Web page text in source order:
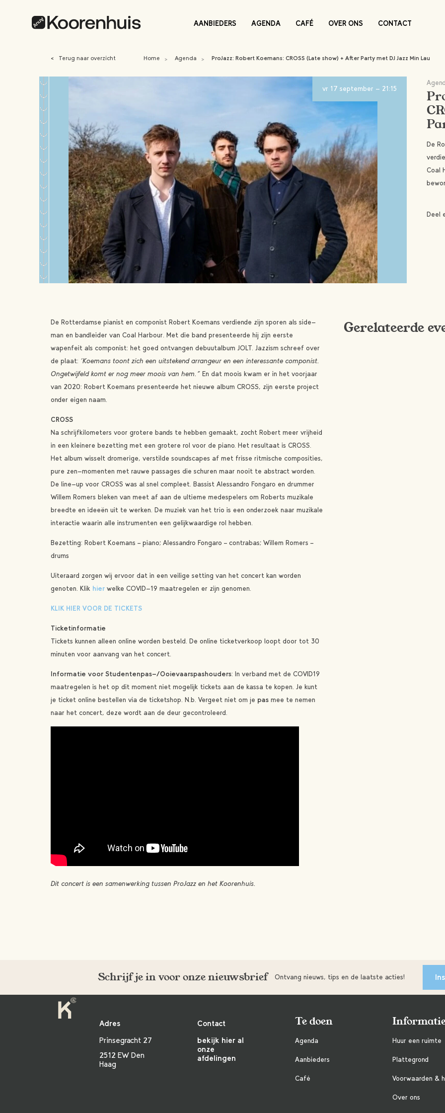
AANBIEDERS AGENDA CAFÉ OVER ONS CONTACT
< Terug naar overzicht Home > Agenda > ProJazz: Robert Koemans: CROSS (Late show) + After Party met DJ Jazz Min Lau
vr 17 september - 21:15
De
Coal
Deel
De Rotterdamse pianist en componist Robert Koemans verdiende zijn sporen als side-
man en bandleider van Coal Harbour. Met die band presenteerde hij zijn eerste
wapenfeit als componist: het goed ontvangen debuutalbum JOLT. Jazzism schreef over
de plaat: “Koemans toont zich een uitstekend arrangeur en een interessante componist.
Ongetwijfeld komt er nog meer moois van hem.” En dat moois kwam er in het voorjaar
van 2020: Robert Koemans presenteerde het nieuwe album CROSS, zijn eerste project
onder eigen naam.
CROSS
Na schrijfkilometers voor grotere bands te hebben gemaakt, zocht Robert meer vrijheid
in een kleinere bezetting met een grotere rol voor de piano. Het resultaat is CROSS.
Het album wisselt dromerige, verstilde soundscapes af met frisse ritmische composities,
pure zen-momenten met rauwe passages die schuren maar nooit te abstract worden.
De line-up voor CROSS was al snel compleet. Bassist Alessandro Fongaro en drummer
Willem Romers bleken van meet af aan de ultieme medespelers om Roberts muzikale
breedte en ideeën uit te werken. De muziek van het trio is een onderzoek naar muzikale
interactie waarin alle instrumenten een gelijkwaardige rol hebben.
Bezetting: Robert Koemans – piano; Alessandro Fongaro – contrabas; Willem Romers –
drums
Uiteraard zorgen wij ervoor dat in een veilige setting van het concert kan worden
genoten. Klik hier welke COVID-19 maatregelen er zijn genomen.
KLIK HIER VOOR DE TICKETS
Ticketinformatie
Tickets kunnen alleen online worden besteld. De online ticketverkoop loopt door tot 30
minuten voor aanvang van het concert.
Informatie voor Studentenpas-/Ooievaarspashouders: In verband met de COVID19
maatregelen is het op dit moment niet mogelijk tickets aan de kassa te kopen. Je kunt
je ticket online bestellen via de ticketshop. N.b. Vergeet niet om je pas mee te nemen
naar het concert, deze wordt aan de deur gecontroleerd.
Dit concert is een samenwerking tussen ProJazz en het Koorenhuis.
Gerelateerde
Schrijf je in voor onze nieuwsbrief Ontvang nieuws, tips en de laatste acties!
Adres
Prinsegracht 27
2512 EW Den
Haag
Contact
bekijk hier al
onze
afdelingen
Te doen
Agenda
Aanbieders
Café
Huur een ruimte
Plattegrond
Voorwaarden &
Over ons